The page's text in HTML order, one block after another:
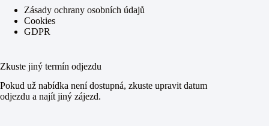
Zásady ochrany osobních údajů
Cookies
GDPR
Zkuste jiný termín odjezdu
Pokud už nabídka není dostupná, zkuste upravit datum
odjezdu a najít jiný zájezd.